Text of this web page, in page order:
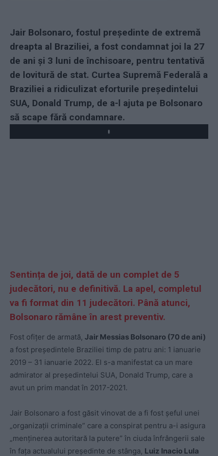
Jair Bolsonaro, fostul preşedinte de extremă
dreapta al Braziliei, a fost condamnat joi la 27
de ani şi 3 luni de închisoare, pentru tentativă
de lovitură de stat. Curtea Supremă Federală a
Braziliei a ridiculizat eforturile președintelui
SUA, Donald Trump, de a-l ajuta pe Bolsonaro
să scape fără condamnare.
Play
Sentința de joi, dată de un complet de 5
judecători, nu e definitivă. La apel, completul
va fi format din 11 judecători. Până atunci,
Bolsonaro rămâne în arest preventiv.
Fost ofițer de armată, Jair Messias Bolsonaro (70 de ani)
a fost președintele Braziliei timp de patru ani: 1 ianuarie
2019 – 31 ianuarie 2022. El s-a manifestat ca un mare
admirator al președintelui SUA, Donald Trump, care a
avut un prim mandat în 2017-2021.
Jair Bolsonaro a fost găsit vinovat de a fi fost şeful unei
„organizaţii criminale” care a conspirat pentru a-i asigura
„menţinerea autoritară la putere” în ciuda înfrângerii sale
în faţa actualului preşedinte de stânga, Luiz Inacio Lula